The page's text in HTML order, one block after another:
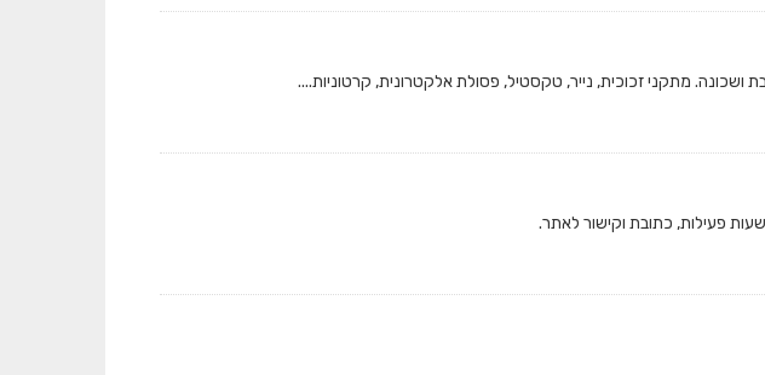
ושכונה. מתקני זכוכית, נייר, טקסטיל, פסולת אלקטרונית, קרטוניות....
פעילות, כתובת וקישור לאתר.